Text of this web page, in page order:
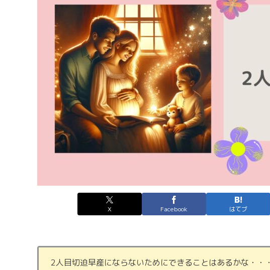
X Facebook はてブ
2人目切迫早産にならないためにできることはあるかな・・・